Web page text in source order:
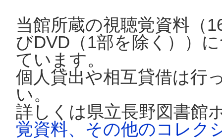
当館所蔵の視聴覚資料（
びDVD（1部を除く））
ています。
個人貸出や相互貸借は行
い。
詳しくは県立長野図書館
覚資料、その他のコレク